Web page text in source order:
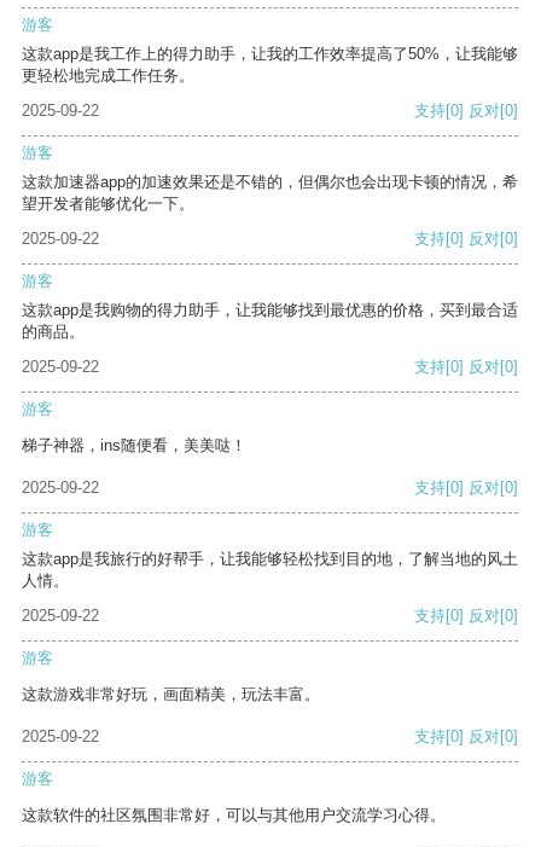
游客
这款app是我工作上的得力助手，让我的工作效率提高了50%，让我能够
更轻松地完成工作任务。
2025-09-22
支持[0] 反对[0]
游客
这款加速器app的加速效果还是不错的，但偶尔也会出现卡顿的情况，希
望开发者能够优化一下。
2025-09-22
支持[0] 反对[0]
游客
这款app是我购物的得力助手，让我能够找到最优惠的价格，买到最合适
的商品。
2025-09-22
支持[0] 反对[0]
游客
梯子神器，ins随便看，美美哒！
2025-09-22 支持[0] 反对[0]
游客
这款app是我旅行的好帮手，让我能够轻松找到目的地，了解当地的风土
人情。
2025-09-22
支持[0] 反对[0]
游客
这款游戏非常好玩，画面精美，玩法丰富。
2025-09-22 支持[0] 反对[0]
游客
这款软件的社区氛围非常好，可以与其他用户交流学习心得。